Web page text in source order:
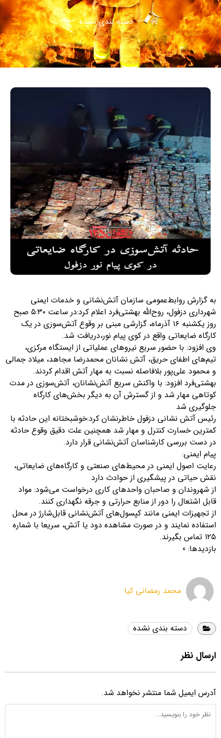
دسته بندی نشده
حادثه آتش‌سوزی در کارگاه ضایعاتی در کوی پیام نور دزفول
به گزارش روابط‌عمومی سازمان آتش‌نشانی و خدمات ایمنی
شهرداری دزفول، روح‌الله بهشتی‌فرد اعلام کرد:در ساعت ۵:۳۰ صبح
روز یکشنبه ۱۶ آذرماه، گزارشی مبنی بر وقوع آتش‌سوزی در یک
کارگاه ضایعاتی واقع در کوی پیام نور،دریافت شد.
وی افزود: با حضور سریع نیروهای عملیاتی از ایستگاه مرکزی،
تیم‌های اطفای حریق، آتش نشانان محمدرضا مجاهد، میلاد جمالی
و محمود علی‌پور بلافاصله نسبت به مهار آتش اقدام کردند.
بهشتی‌فرد افزود: با واکنش سریع آتش‌نشانان، آتش‌سوزی در مدت
کوتاهی مهار شد و از گسترش آن به دیگر بخش‌های کارگاه
جلوگیری شد
رئیس آتش نشانی دزفول خاطرنشان کرد:خوشبختانه این حادثه با
کمترین خسارت کنترل و مهار شد همچنین علت دقیق وقوع حادثه
در دست بررسی کارشناسان آتش‌نشانی قرار دارد.
پیام ایمنی:
رعایت اصول ایمنی در محیط‌های صنعتی و کارگاه‌های ضایعاتی،
نقش حیاتی در پیشگیری از حوادث دارد
از شهروندان و صاحبان واحدهای کاری درخواست می‌شود: مواد
قابل اشتعال را دور از منابع حرارتی و جرقه نگهداری کنند.
از تجهیزات ایمنی مانند کپسول‌های آتش‌نشانی قابل‌شارژ در محل
استفاده نمایند و در صورت مشاهده دود یا آتش، سریعا با شماره
۱۲۵ تماس بگیرند.
بازدیدها: 0
محمد رمضانی کیا
دسته بندی نشده
ارسال نظر
آدرس ایمیل شما منتشر نخواهد شد.